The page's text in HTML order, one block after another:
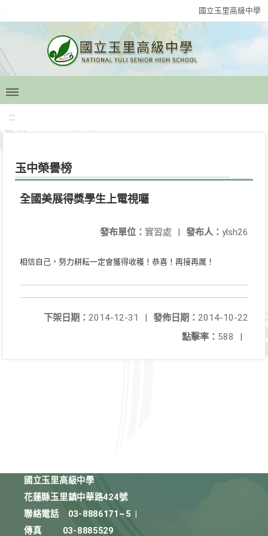
國立玉里高級中學
:::
玉中榮譽榜
全國美展得獎學生上電視囉
發布人： ylsh26
發布單位： 實習處 |
相信自己，努力耕耘一定會獲得收穫！恭喜！再接再厲！
發佈日期： 2014-10-22
下架日期： 2014-12-31
|
點擊率： 588 |
國立玉里高級中學
花蓮縣玉里鎮中華路424號
聯絡電話
03-8886171~5
傳真
03-8885529